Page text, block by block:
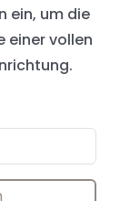
ein, um die
einer vollen